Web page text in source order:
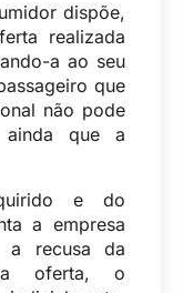
dispõe,
realizada
a ao seu
que
não pode
ainda que a
e do
a empresa
a recusa da
a oferta, o